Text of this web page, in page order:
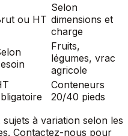
ou HT
Selon
dimensions et
charge
Fruits,
légumes, vrac
agricole
Conteneurs
20/40 pieds
à variation selon les
Contactez-nous pour